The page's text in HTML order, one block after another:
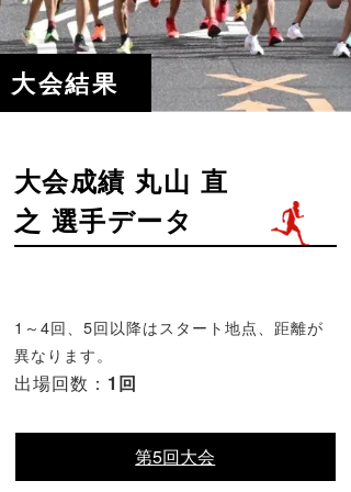
大会結果
大会成績 丸山 直
之 選手データ
1～4回、5回以降はスタート地点、距離が
異なります。
出場回数： 1回
第5回大会